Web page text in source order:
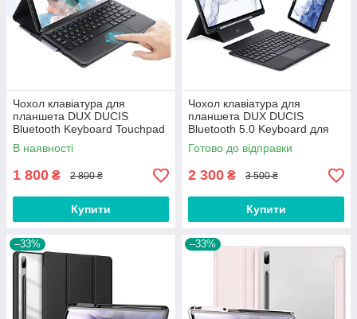
Чохол клавіатура для
планшета DUX DUCIS
Bluetooth Keyboard Touchpad
для Samsung Galaxy Tab A8
10.5 X200/X205
В наявності
1 800 ₴ 2 800 ₴
Купити
Чохол клавіатура для
планшета DUX DUCIS
Bluetooth 5.0 Keyboard для
Samsung Galaxy Tab S7 / S8
11'' (X700/X706/T870/T87)
Black
Готово до відправки
2 300 ₴ 3 500 ₴
Купити
–33% –33%